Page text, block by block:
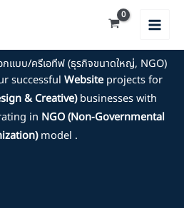
แบบ/ครีเอทีฟ (ธุรกิจขนาดใหญ่, NGO)
successful Websiteprojects for
& Creative)businesses with
in NGO (Non-Governmental
model .